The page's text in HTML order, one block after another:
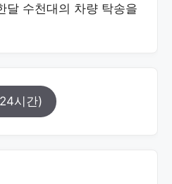
달 수천대의 차량 탁송을
시간)